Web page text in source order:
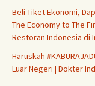
Beli Tiket Ekonomi,
The Economy to The
Restoran Indonesia di
Haruskah
Luar Negeri | Dokter